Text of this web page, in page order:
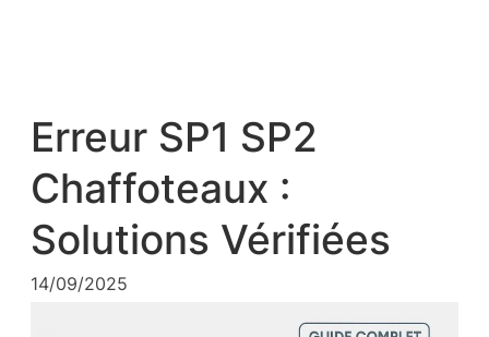
Erreur SP1 SP2
Chaffoteaux :
Solutions Vérifiées
14/09/2025